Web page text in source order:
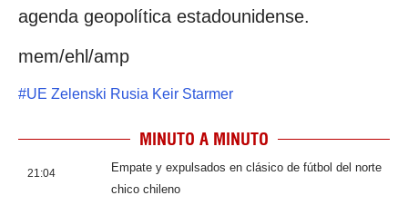
agenda geopolítica estadounidense.
mem/ehl/amp
#UE Zelenski Rusia Keir Starmer
MINUTO A MINUTO
21:04
Empate y expulsados en clásico de fútbol del norte
chico chileno